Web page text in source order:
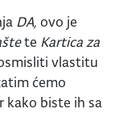
DA, ovo je
te Kartica za
vlastitu
ćemo
kako biste ih sa